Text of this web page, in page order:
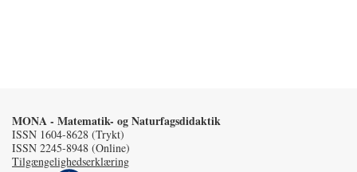
MONA - Matematik- og Naturfagsdidaktik
ISSN 1604-8628 (Trykt)
ISSN 2245-8948 (Online)
Tilgængelighedserklæring